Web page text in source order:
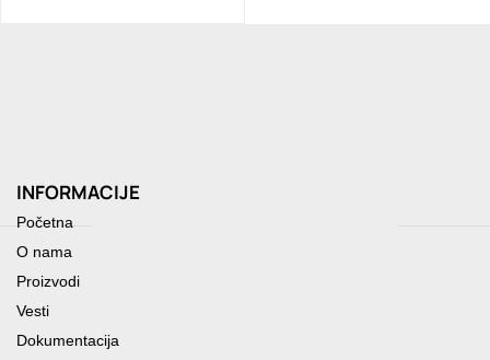
INFORMACIJE
Početna
O nama
Proizvodi
Vesti
Dokumentacija